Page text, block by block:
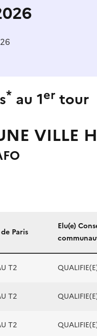
* au 1er tour
VILLE
Paris
Elu(e)
T2
T2
T2